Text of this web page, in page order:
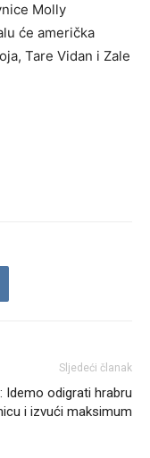
Molly
će američka
Tare Vidan i Zale
Sljedeći članak
Idemo odigrati hrabru
i izvući maksimum